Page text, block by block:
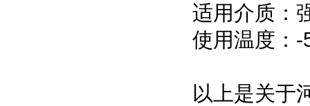
适用介质：
使用温度
以上是关于